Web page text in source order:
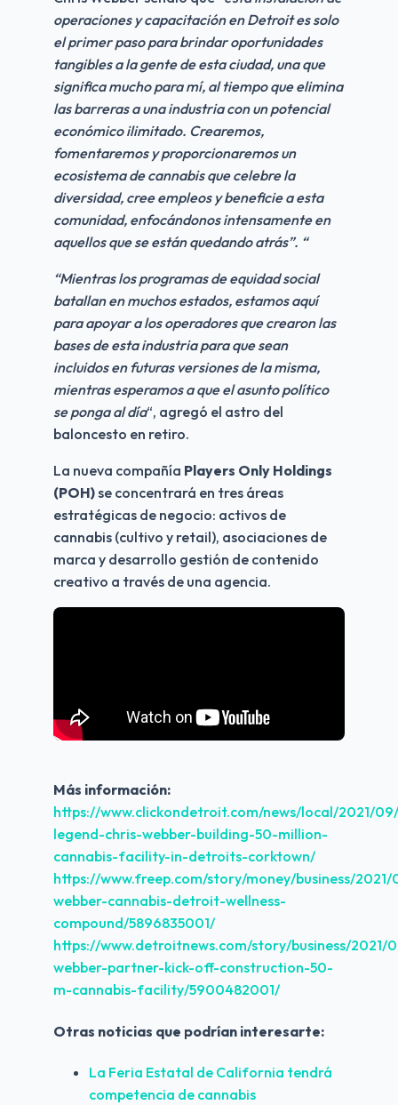
operaciones y capacitación en Detroit es solo
el primer paso para brindar oportunidades
tangibles a la gente de esta ciudad, una que
significa mucho para mí, al tiempo que elimina
las barreras a una industria con un potencial
económico ilimitado. Crearemos,
fomentaremos y proporcionaremos un
ecosistema de cannabis que celebre la
diversidad, cree empleos y beneficie a esta
comunidad, enfocándonos intensamente en
aquellos que se están quedando atrás”. “
“Mientras los programas de equidad social
batallan en muchos estados, estamos aquí
para apoyar a los operadores que crearon las
bases de esta industria para que sean
incluidos en futuras versiones de la misma,
mientras esperamos a que el asunto político
se ponga al día“, agregó el astro del
baloncesto en retiro.
La nueva compañía Players Only Holdings
(POH) se concentrará en tres áreas
estratégicas de negocio: activos de
cannabis (cultivo y retail), asociaciones de
marca y desarrollo gestión de contenido
creativo a través de una agencia.
Más información:
https://www.clickondetroit.com/news/local/2021/
legend-chris-webber-building-50-million-
cannabis-facility-in-detroits-corktown/
https://www.freep.com/story/money/business/
webber-cannabis-detroit-wellness-
compound/5896835001/
https://www.detroitnews.com/story/business/2021/
webber-partner-kick-off-construction-50-
m-cannabis-facility/5900482001/
Otras noticias que podrían interesarte:
La Feria Estatal de California tendrá
competencia de cannabis